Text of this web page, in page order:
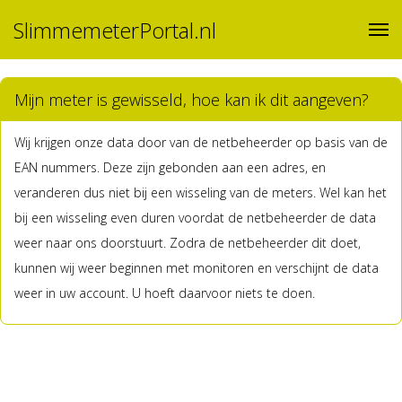
SlimmemeterPortal.nl
Mijn meter is gewisseld, hoe kan ik dit aangeven?
Wij krijgen onze data door van de netbeheerder op basis van de
EAN nummers. Deze zijn gebonden aan een adres, en
veranderen dus niet bij een wisseling van de meters. Wel kan het
bij een wisseling even duren voordat de netbeheerder de data
weer naar ons doorstuurt. Zodra de netbeheerder dit doet,
kunnen wij weer beginnen met monitoren en verschijnt de data
weer in uw account. U hoeft daarvoor niets te doen.